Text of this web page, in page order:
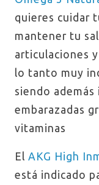
quieres cuidar
mantener tu
articulaciones
lo tanto muy
siendo además
embarazadas
vitaminas
El AKG High
está indicado